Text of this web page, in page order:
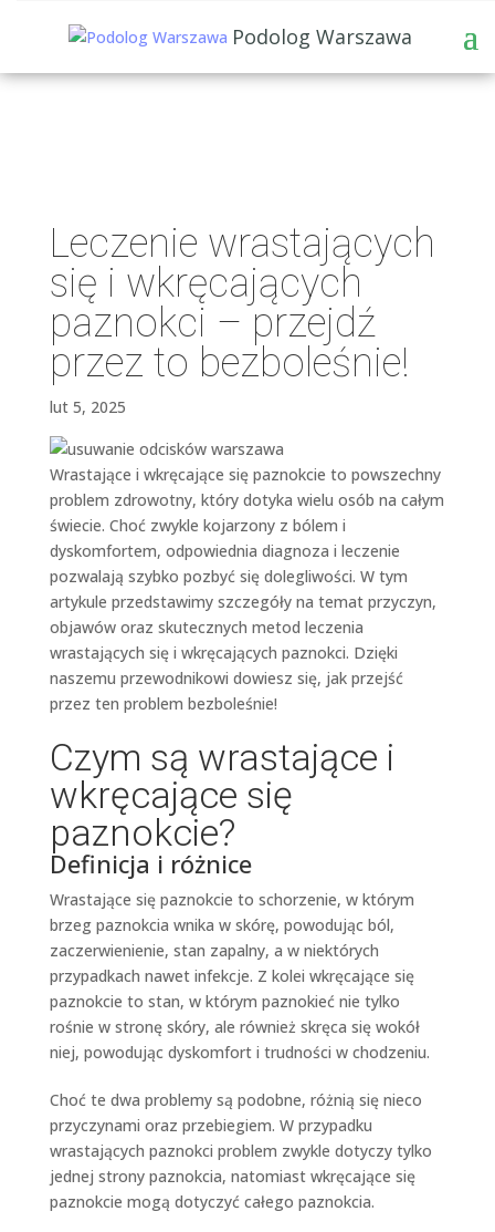
Podolog Warszawa
Leczenie wrastających
się i wkręcających
paznokci – przejdź
przez to bezboleśnie!
lut 5, 2025
Wrastające i wkręcające się paznokcie to powszechny
problem zdrowotny, który dotyka wielu osób na całym
świecie. Choć zwykle kojarzony z bólem i
dyskomfortem, odpowiednia diagnoza i leczenie
pozwalają szybko pozbyć się dolegliwości. W tym
artykule przedstawimy szczegóły na temat przyczyn,
objawów oraz skutecznych metod leczenia
wrastających się i wkręcających paznokci. Dzięki
naszemu przewodnikowi dowiesz się, jak przejść
przez ten problem bezboleśnie!
Czym są wrastające i
wkręcające się
paznokcie?
Definicja i różnice
Wrastające się paznokcie to schorzenie, w którym
brzeg paznokcia wnika w skórę, powodując ból,
zaczerwienienie, stan zapalny, a w niektórych
przypadkach nawet infekcje. Z kolei wkręcające się
paznokcie to stan, w którym paznokieć nie tylko
rośnie w stronę skóry, ale również skręca się wokół
niej, powodując dyskomfort i trudności w chodzeniu.
Choć te dwa problemy są podobne, różnią się nieco
przyczynami oraz przebiegiem. W przypadku
wrastających paznokci problem zwykle dotyczy tylko
jednej strony paznokcia, natomiast wkręcające się
paznokcie mogą dotyczyć całego paznokcia.